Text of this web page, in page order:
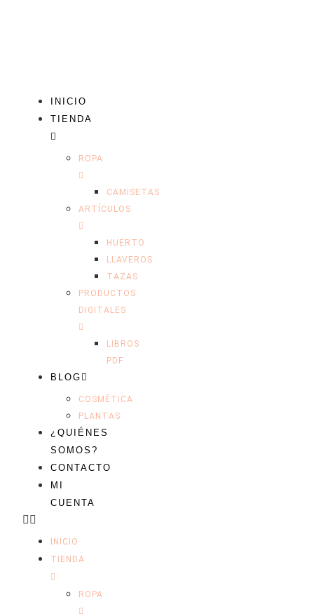
INICIO
TIENDA
ROPA
CAMISETAS
ARTÍCULOS
HUERTO
LLAVEROS
TAZAS
PRODUCTOS
DIGITALES
LIBROS
PDF
BLOG
COSMÉTICA
PLANTAS
¿QUIÉNES
SOMOS?
CONTACTO
MI
CUENTA
INICIO
TIENDA
ROPA